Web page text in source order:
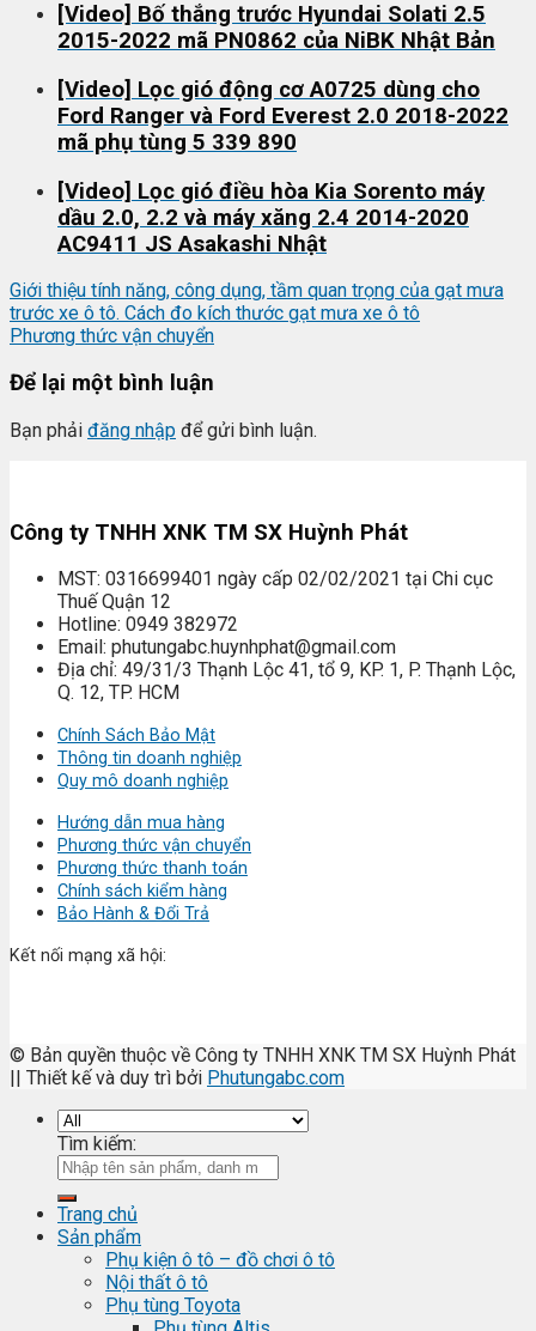
[Video] Bố thắng trước Hyundai Solati 2.5
2015-2022 mã PN0862 của NiBK Nhật Bản
[Video] Lọc gió động cơ A0725 dùng cho
Ford Ranger và Ford Everest 2.0 2018-2022
mã phụ tùng 5 339 890
[Video] Lọc gió điều hòa Kia Sorento máy
dầu 2.0, 2.2 và máy xăng 2.4 2014-2020
AC9411 JS Asakashi Nhật
Giới thiệu tính năng, công dụng, tầm quan trọng của gạt mưa
trước xe ô tô. Cách đo kích thước gạt mưa xe ô tô
Phương thức vận chuyển
Để lại một bình luận
Bạn phải đăng nhập để gửi bình luận.
Công ty TNHH XNK TM SX Huỳnh Phát
MST: 0316699401 ngày cấp 02/02/2021 tại Chi cục
Thuế Quận 12
Hotline: 0949 382972
Email: phutungabc.huynhphat@gmail.com
Địa chỉ: 49/31/3 Thạnh Lộc 41, tổ 9, KP. 1, P. Thạnh Lộc,
Q. 12, TP. HCM
Chính Sách Bảo Mật
Thông tin doanh nghiệp
Quy mô doanh nghiệp
Hướng dẫn mua hàng
Phương thức vận chuyển
Phương thức thanh toán
Chính sách kiểm hàng
Bảo Hành & Đổi Trả
Kết nối mạng xã hội:
© Bản quyền thuộc về Công ty TNHH XNK TM SX Huỳnh Phát
|| Thiết kế và duy trì bởi Phutungabc.com
Tìm kiếm:
Trang chủ
Sản phẩm
Phụ kiện ô tô – đồ chơi ô tô
Nội thất ô tô
Phụ tùng Toyota